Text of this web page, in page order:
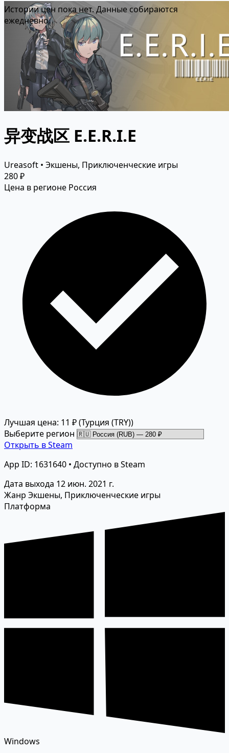
Истории цен пока нет. Данные собираются
ежедневно.
异变战区 E.E.R.I.E
Ureasoft • Экшены, Приключенческие игры
280 ₽
Цена в регионе Россия
Лучшая цена: 11 ₽(Турция (TRY))
Выберите регион
Открыть в Steam
App ID: 1631640 • Доступно в Steam
Дата выхода 12 июн. 2021 г.
Жанр Экшены, Приключенческие игры
Платформа
Windows